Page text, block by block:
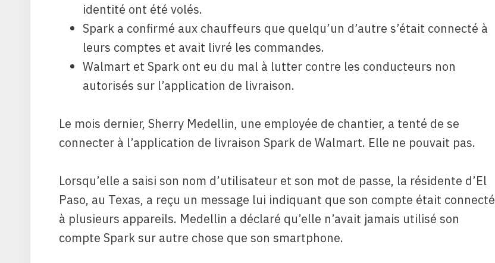
identité ont été volés.
Spark a confirmé aux chauffeurs que quelqu’un d’autre s’était connecté à
leurs comptes et avait livré les commandes.
Walmart et Spark ont ​​eu du mal à lutter contre les conducteurs non
autorisés sur l’application de livraison.
Le mois dernier, Sherry Medellin, une employée de chantier, a tenté de se
connecter à l’application de livraison Spark de Walmart. Elle ne pouvait pas.
Lorsqu’elle a saisi son nom d’utilisateur et son mot de passe, la résidente d’El
Paso, au Texas, a reçu un message lui indiquant que son compte était connecté
à plusieurs appareils. Medellin a déclaré qu’elle n’avait jamais utilisé son
compte Spark sur autre chose que son smartphone.